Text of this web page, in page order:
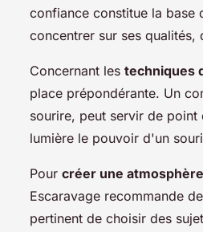
confiance constitue la base
concentrer sur ses
Concernant les techniques
place prépondérante. Un
sourire, peut servir de
lumière le pouvoir d'un
Pour créer une
Escaravage recommande
pertinent de choisir des